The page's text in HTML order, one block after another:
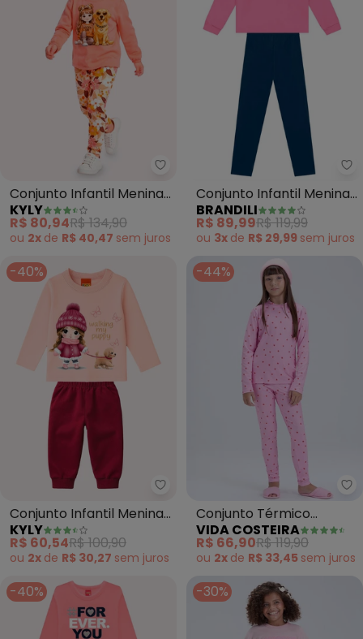
Kyly - Conjunto Infantil Menina
Conjunto Infantil Menina
com Strass (Rosa)
KYLY
R$ 80,94R$ 134,90
ou 2x de R$ 40,47 sem juros
Conjunto Infantil Menina
de Flor (Rosa)
BRANDILI
R$ 89,99R$ 119,99
ou 3x de R$ 29,99 sem juros
-40%
Kyly - Conjunto Infantil Menina
Conjunto Infantil Menina
Estampa (Rosa)
KYLY
R$ 60,54R$ 100,90
ou 2x de R$ 30,27 sem juros
-44%
Conjunto Térmico
Feminino Coraçãozinhos
(Rosa)
VIDA COSTEIRA
R$ 66,90R$ 119,90
ou 2x de R$ 33,45 sem juros
-40% -30%